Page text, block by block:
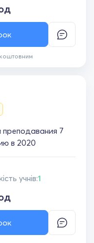
7
в 2020
учнів:1